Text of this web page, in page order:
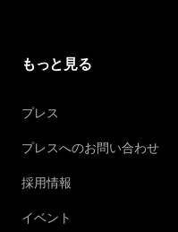
もっと見る
プレス
プレスへのお問い合わせ
採用情報
イベント